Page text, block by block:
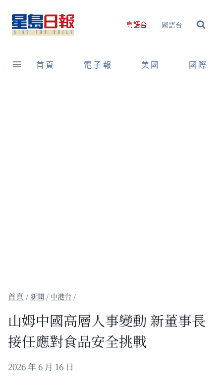
content
粵語台 國語台
首頁 電子報 美國 國際
/新聞 / 中港台 /
山姆中國高層人事變動 新董事長
接任應對食品安全挑戰
2026 年 6 月 16 日